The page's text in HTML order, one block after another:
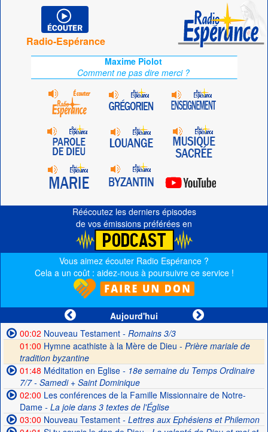
Radio-Espérance
Maxime Piolot
Comment ne pas dire merci ?
Réécoutez les derniers épisodes
de vos émissions préférées en
Vous aimez écouter Radio Espérance ?
Cela a un coût : aidez-nous à poursuivre ce service !
Aujourd'hui
00:02 Nouveau Testament- Romains 3/3
01:00 Hymne acathiste à la Mère de Dieu - Prière mariale de
tradition byzantine
01:48 Méditation en Eglise- 18e semaine du Temps Ordinaire
7/7 - Samedi + Saint Dominique
02:00 Les conférences de la Famille Missionnaire de Notre-
Dame- La joie dans 3 textes de l'Église
03:00 Nouveau Testament- Lettres aux Ephésiens et Philemon